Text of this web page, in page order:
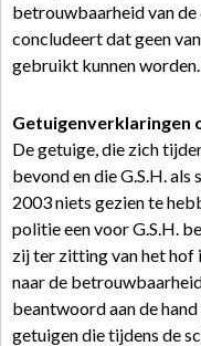
betrouwbaarheid van
concludeert dat geen
gebruikt kunnen worden.
Getuigenverklaringen
De getuige, die zich
bevond en die G.S.H.
2003 niets gezien te
politie een voor G.S.H.
zij ter zitting van het hof
naar de
beantwoord aan de
getuigen die tijdens de